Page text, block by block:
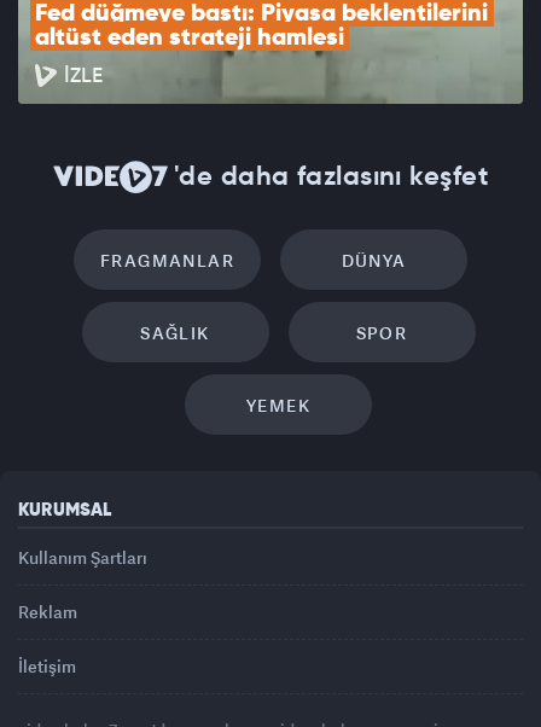
Fed düğmeye bastı: Piyasa beklentilerini
altüst eden strateji hamlesi
İZLE
'de daha fazlasını keşfet
FRAGMANLAR DÜNYA
SAĞLIK SPOR
YEMEK
KURUMSAL
Kullanım Şartları
Reklam
İletişim